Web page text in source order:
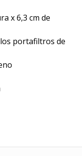
x 6,3 cm de
portafiltros de